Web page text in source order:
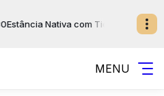
Estância Nativa com Tio Chico das
MENU